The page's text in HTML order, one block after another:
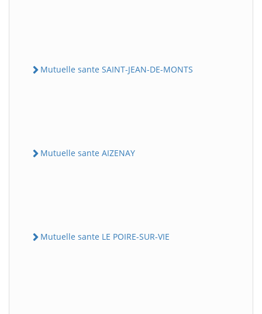
Mutuelle sante SAINT-JEAN-DE-MONTS
Mutuelle sante AIZENAY
Mutuelle sante LE POIRE-SUR-VIE